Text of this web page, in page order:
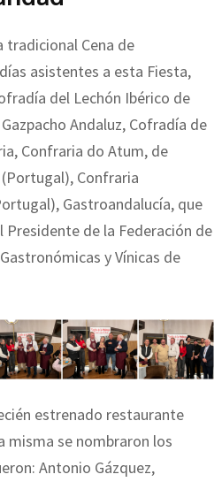
tradicional Cena de
asistentes a esta Fiesta,
del Lechón Ibérico de
Andaluz, Cofradía de
Confraria do Atum, de
Confraria
Gastroandalucía, que
de la Federación de
y Vínicas de
estrenado restaurante
misma se nombraron los
Antonio Gázquez,